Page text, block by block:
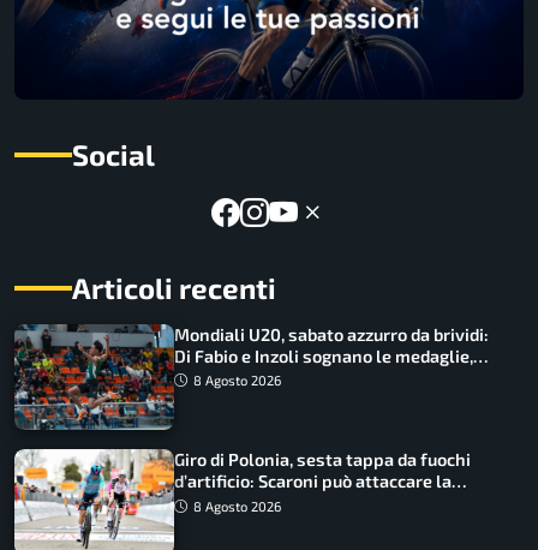
Social
Articoli recenti
Mondiali U20, sabato azzurro da brividi:
Di Fabio e Inzoli sognano le medaglie,
Castellani e Succo in finale
8 Agosto 2026
Giro di Polonia, sesta tappa da fuochi
d’artificio: Scaroni può attaccare la
maglia di Lemmen
8 Agosto 2026